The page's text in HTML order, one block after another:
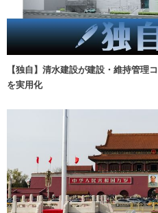
【独自】清水建設が建設・維持管理
を実用化